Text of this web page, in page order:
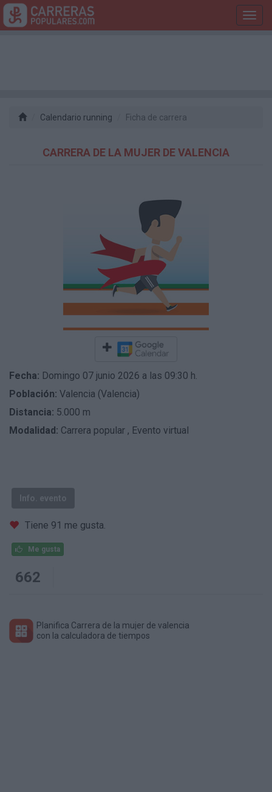
Calendario running Ficha de carrera
CARRERA DE LA MUJER DE VALENCIA
Fecha: Domingo 07 junio 2026 a las 09:30 h.
Población: Valencia (Valencia)
Distancia: 5.000 m
Modalidad: Carrera popular , Evento virtual
Info. evento
Tiene 91 me gusta.
Me gusta
662
Planifica Carrera de la mujer de valencia
con la calculadora de tiempos